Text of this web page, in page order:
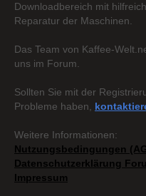
Downloadbereich mit
Reparatur der Maschinen.
Das Team von Kaffee-
uns im Forum.
Sollten Sie mit der
Probleme haben,
Weitere Informationen:
Nutzungsbedingungen
Datenschutzerklärung
Impressum